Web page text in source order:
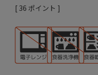
[ 36 ポイント ]